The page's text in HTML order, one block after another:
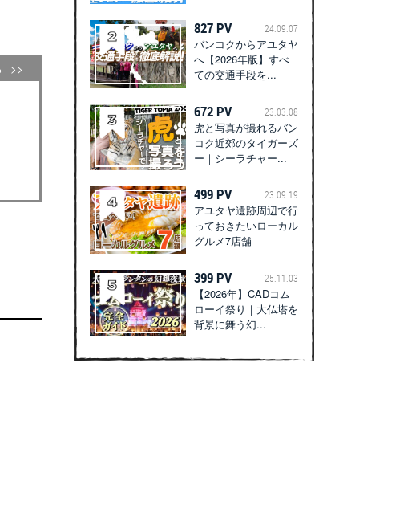
827 PV 24.09.07
バンコクからアユタヤ
へ【2026年版】すべ
ての交通手段を...
672 PV 23.03.08
虎と写真が撮れるバン
コク近郊のタイガーズ
ー｜シーラチャー...
499 PV 23.09.19
アユタヤ遺跡周辺で行
っておきたいローカル
グルメ7店舗
399 PV 25.11.03
【2026年】CADコム
ローイ祭り｜大仏塔を
背景に舞う幻...